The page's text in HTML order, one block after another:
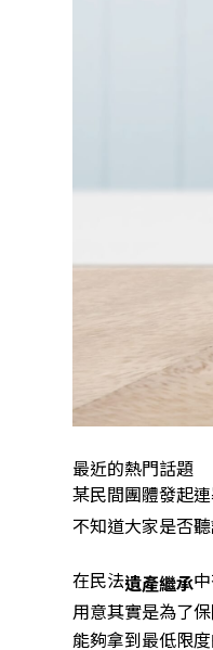
最近的熱門話題
某民間團體發起
不知道大家是否聽
在民法遺產繼承
用意其實是為了
能夠拿到最低限